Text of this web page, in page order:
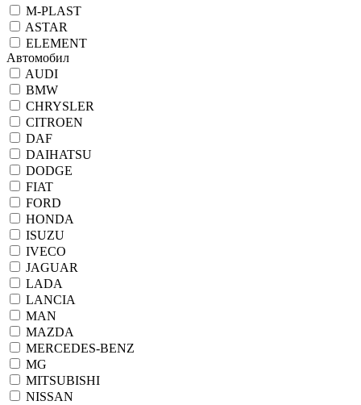
M-PLAST
ASTAR
ELEMENT
Автомобил
AUDI
BMW
CHRYSLER
CITROEN
DAF
DAIHATSU
DODGE
FIAT
FORD
HONDA
ISUZU
IVECO
JAGUAR
LADA
LANCIA
MAN
MAZDA
MERCEDES-BENZ
MG
MITSUBISHI
NISSAN